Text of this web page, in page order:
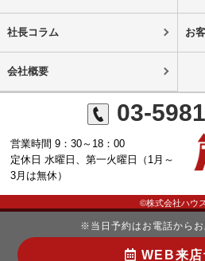
社長コラム お
会社概要
03-
営業時間 9：30～18：00
定休日 水曜日、第一火曜日（1月～
3月は無休）
©株式会社ハウ
※当日予約はお電話からお
WEB来店